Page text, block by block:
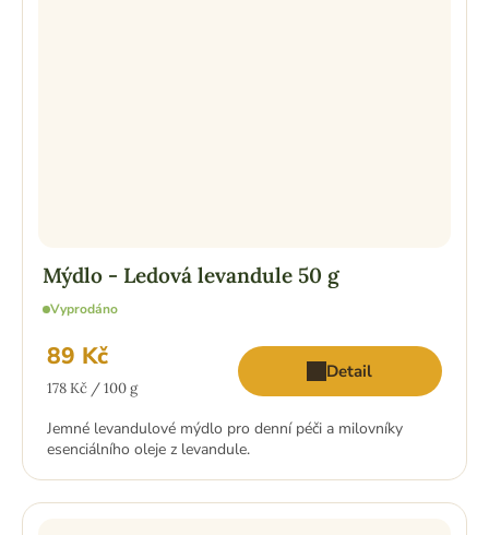
Mýdlo - Ledová levandule 50 g
Vyprodáno
89 Kč
Měrná
178 Kč / 100 g
Detail
Jemné levandulové mýdlo pro denní péči a milovníky
esenciálního oleje z levandule.